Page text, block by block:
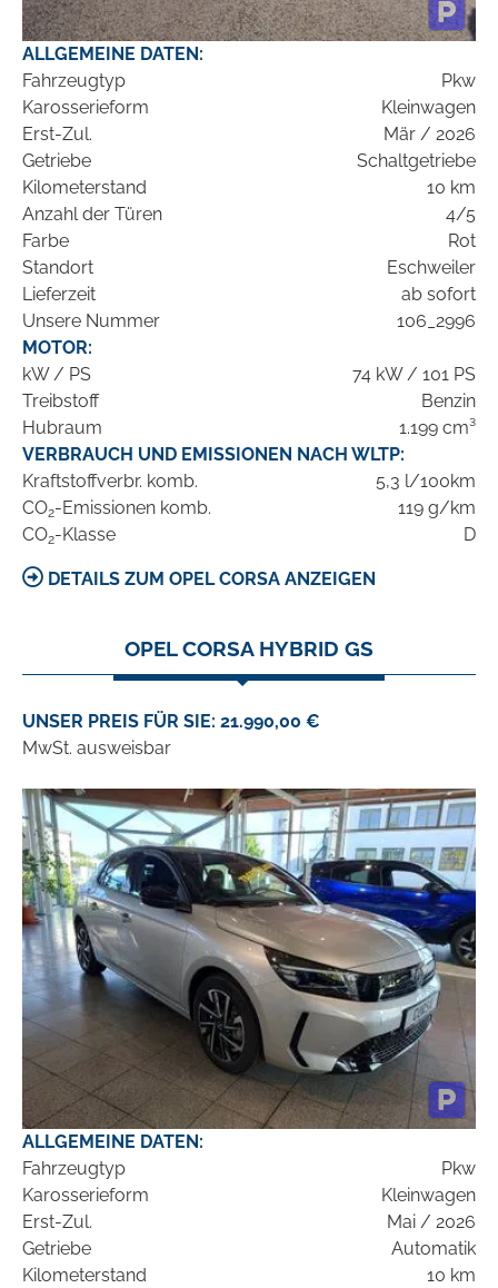
ALLGEMEINE DATEN:
Fahrzeugtyp
Pkw
Karosserieform
Kleinwagen
Erst-Zul.
Mär / 2026
Getriebe
Schaltgetriebe
Kilometerstand
10 km
Anzahl der Türen
4/5
Farbe
Rot
Standort
Eschweiler
Lieferzeit
ab sofort
Unsere Nummer
106_2996
MOTOR:
kW / PS
74 kW / 101 PS
Treibstoff
Benzin
Hubraum
1.199 cm³
VERBRAUCH UND EMISSIONEN NACH WLTP:
Kraftstoffverbr. komb.
5,3 l/100km
CO2-Emissionen komb.
119 g/km
CO2-Klasse D
DETAILS ZUM OPEL CORSA ANZEIGEN
OPEL CORSA HYBRID GS
UNSER PREIS FÜR SIE: 21.990,00 €
MwSt. ausweisbar
ALLGEMEINE DATEN:
Fahrzeugtyp
Pkw
Karosserieform
Kleinwagen
Erst-Zul.
Mai / 2026
Getriebe
Automatik
Kilometerstand
10 km